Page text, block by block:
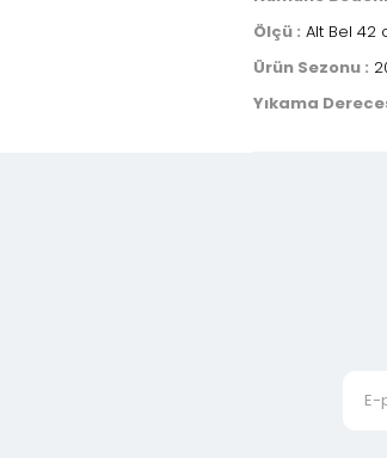
Ölçü : Alt Bel 42
Ürün Sezonu :
Yıkama